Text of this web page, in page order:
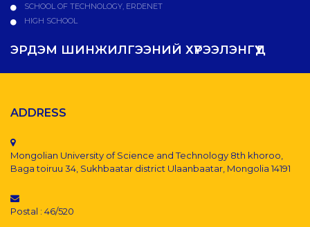
SCHOOL OF TECHNOLOGY, ERDENET
HIGH SCHOOL
ЭРДЭМ ШИНЖИЛГЭЭНИЙ ХҮРЭЭЛЭНГҮҮД
ADDRESS
Mongolian University of Science and Technology 8th khoroo,
Baga toiruu 34, Sukhbaatar district Ulaanbaatar, Mongolia 14191
Postal : 46/520